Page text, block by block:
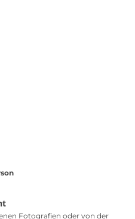
Fotografien oder von der